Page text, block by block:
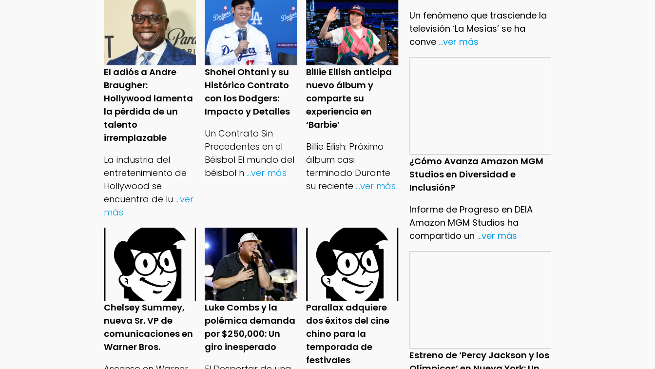
Un fenómeno que trasciende la
televisión ‘La Mesías’ se ha
conve ...ver más
¿Cómo Avanza Amazon MGM
Studios en Diversidad e
Inclusión?
Informe de Progreso en DEIA
Amazon MGM Studios ha
compartido un ...ver más
Estreno de ‘Percy Jackson y los
El adiós a Andre
Braugher:
Hollywood lamenta
la pérdida de un
talento
irremplazable
La industria del
entretenimiento de
Hollywood se
encuentra de lu ...ver
más
Shohei Ohtani y su
Histórico Contrato
con los Dodgers:
Impacto y Detalles
Un Contrato Sin
Precedentes en el
Béisbol El mundo del
béisbol h ...ver más
Billie Eilish anticipa
nuevo álbum y
comparte su
experiencia en
‘Barbie’
Billie Eilish: Próximo
álbum casi
terminado Durante
su reciente...ver más
Chelsey Summey,
nueva Sr. VP de
comunicaciones en
Warner Bros.
Luke Combs y la
polémica demanda
por $250,000: Un
giro inesperado
Parallax adquiere
dos éxitos del cine
chino para la
temporada de
festivales